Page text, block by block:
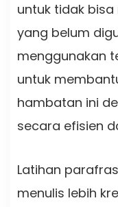
untuk tidak
yang belum
menggunakan
untuk
hambatan ini
secara efisien
Latihan
menulis lebih